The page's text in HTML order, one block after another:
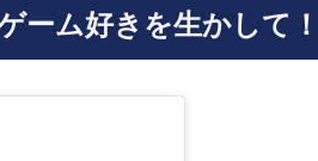
ーム好きを生かして！